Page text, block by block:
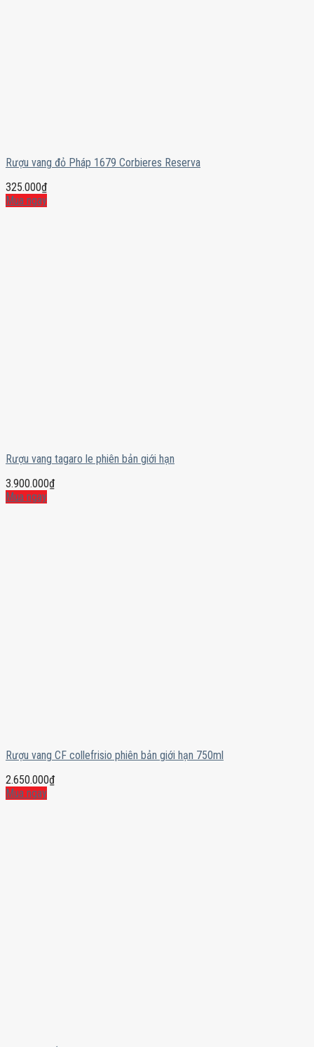
Rượu vang đỏ Pháp 1679 Corbieres Reserva
325.000₫
Mua ngay
Rượu vang tagaro le phiên bản giới hạn
3.900.000₫
Mua ngay
Rượu vang CF collefrisio phiên bản giới hạn 750ml
2.650.000₫
Mua ngay